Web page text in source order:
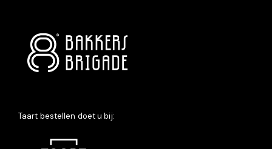
Taart bestellen doet u bij: